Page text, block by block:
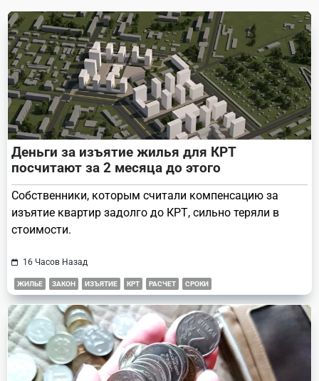
text">Page</span>
Деньги за изъятие жилья для КРТ
посчитают за 2 месяца до этого
Собственники, которым считали компенсацию за
изъятие квартир задолго до КРТ, сильно теряли в
стоимости.
16 Часов Назад
ЖИЛЬЕ ЗАКОН ИЗЪЯТИЕ КРТ РАСЧЕТ СРОКИ